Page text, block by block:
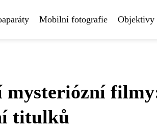
Mobilní fotografie Objektivy
mysteriózní
titulků